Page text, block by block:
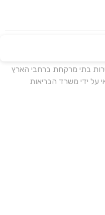
בתי מרקחת ברחבי הארץ
על ידי משרד הבריאות